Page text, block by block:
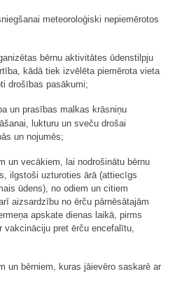
meteoroloģiski nepiemērotos
bērnu aktivitātes ūdenstilpju
kādā tiek izvēlēta piemērota vieta
drošības pasākumi;
un prasības malkas krāsniņu
lukturu un sveču drošai
un nojumēs;
un vecākiem, lai nodrošinātu bērnu
ilgstoši uzturoties ārā (attiecīgs
ūdens), no odiem un citiem
aizsardzību no ērču pārnēsātajām
apskate dienas laikā, pirms
pret ērču encefalītu,
un bērniem, kuras jāievēro saskarē ar